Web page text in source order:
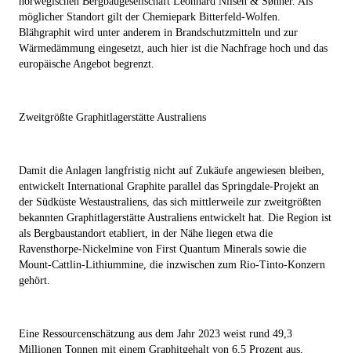
möglicher Standort gilt der Chemiepark Bitterfeld-Wolfen.
Blähgraphit wird unter anderem in Brandschutzmitteln und zur
Wärmedämmung eingesetzt, auch hier ist die Nachfrage hoch und das
europäische Angebot begrenzt.
Zweitgrößte Graphitlagerstätte Australiens
Damit die Anlagen langfristig nicht auf Zukäufe angewiesen bleiben,
entwickelt International Graphite parallel das Springdale-Projekt an
der Südküste Westaustraliens, das sich mittlerweile zur zweitgrößten
bekannten Graphitlagerstätte Australiens entwickelt hat. Die Region ist
als Bergbaustandort etabliert, in der Nähe liegen etwa die
Ravensthorpe-Nickelmine von First Quantum Minerals sowie die
Mount-Cattlin-Lithiummine, die inzwischen zum Rio-Tinto-Konzern
gehört.
Eine Ressourcenschätzung aus dem Jahr 2023 weist rund 49,3
Millionen Tonnen mit einem Graphitgehalt von 6,5 Prozent aus,